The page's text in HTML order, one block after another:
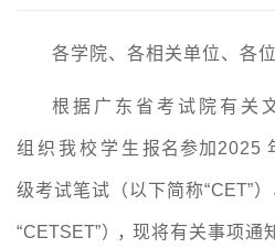
各学院、各相关单位、各
根据广东省考试院有关
组织 我校学生 报名参加 2025
级考试笔试（以下简称“CET”）
“CETSET”）， 现将有关事项通